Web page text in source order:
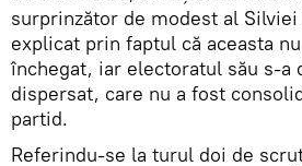
surprinzător de modest al Silviei
explicat prin faptul că aceasta
închegat, iar electoratul său s-a
dispersat, care nu a fost
partid.
Referindu-se la turul doi de